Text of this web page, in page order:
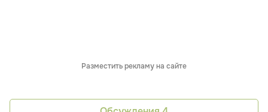
Разместить рекламу на сайте